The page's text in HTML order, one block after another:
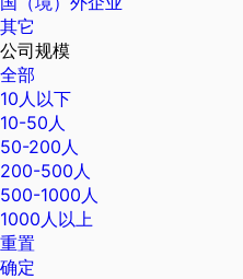
其它
公司规模
全部
10人以下
10-50人
50-200人
200-500人
500-1000人
1000人以上
重置
确定